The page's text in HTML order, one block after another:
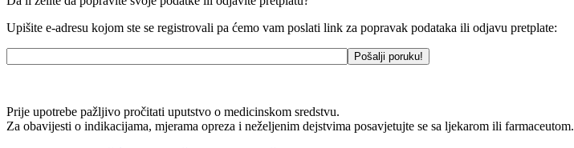
Upišite e-adresu kojom ste se registrovali pa ćemo vam poslati link za popravak podataka ili odjavu pretplate:
Prije upotrebe pažljivo pročitati uputstvo o medicinskom sredstvu.
Za obavijesti o indikacijama, mjerama opreza i neželjenim dejstvima posavjetujte se sa ljekarom ili farmaceutom.